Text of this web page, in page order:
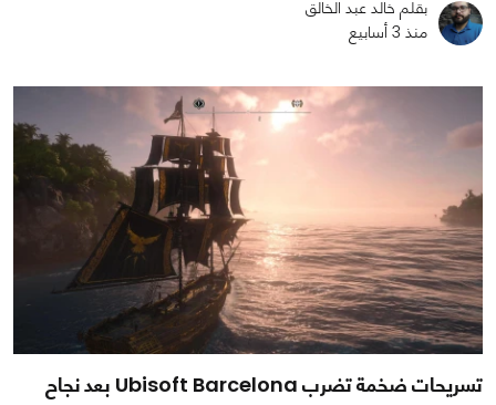
بقلم خالد عبد الخالق
منذ 3 أسابيع
تسريحات ضخمة تضرب Ubisoft Barcelona بعد نجاح